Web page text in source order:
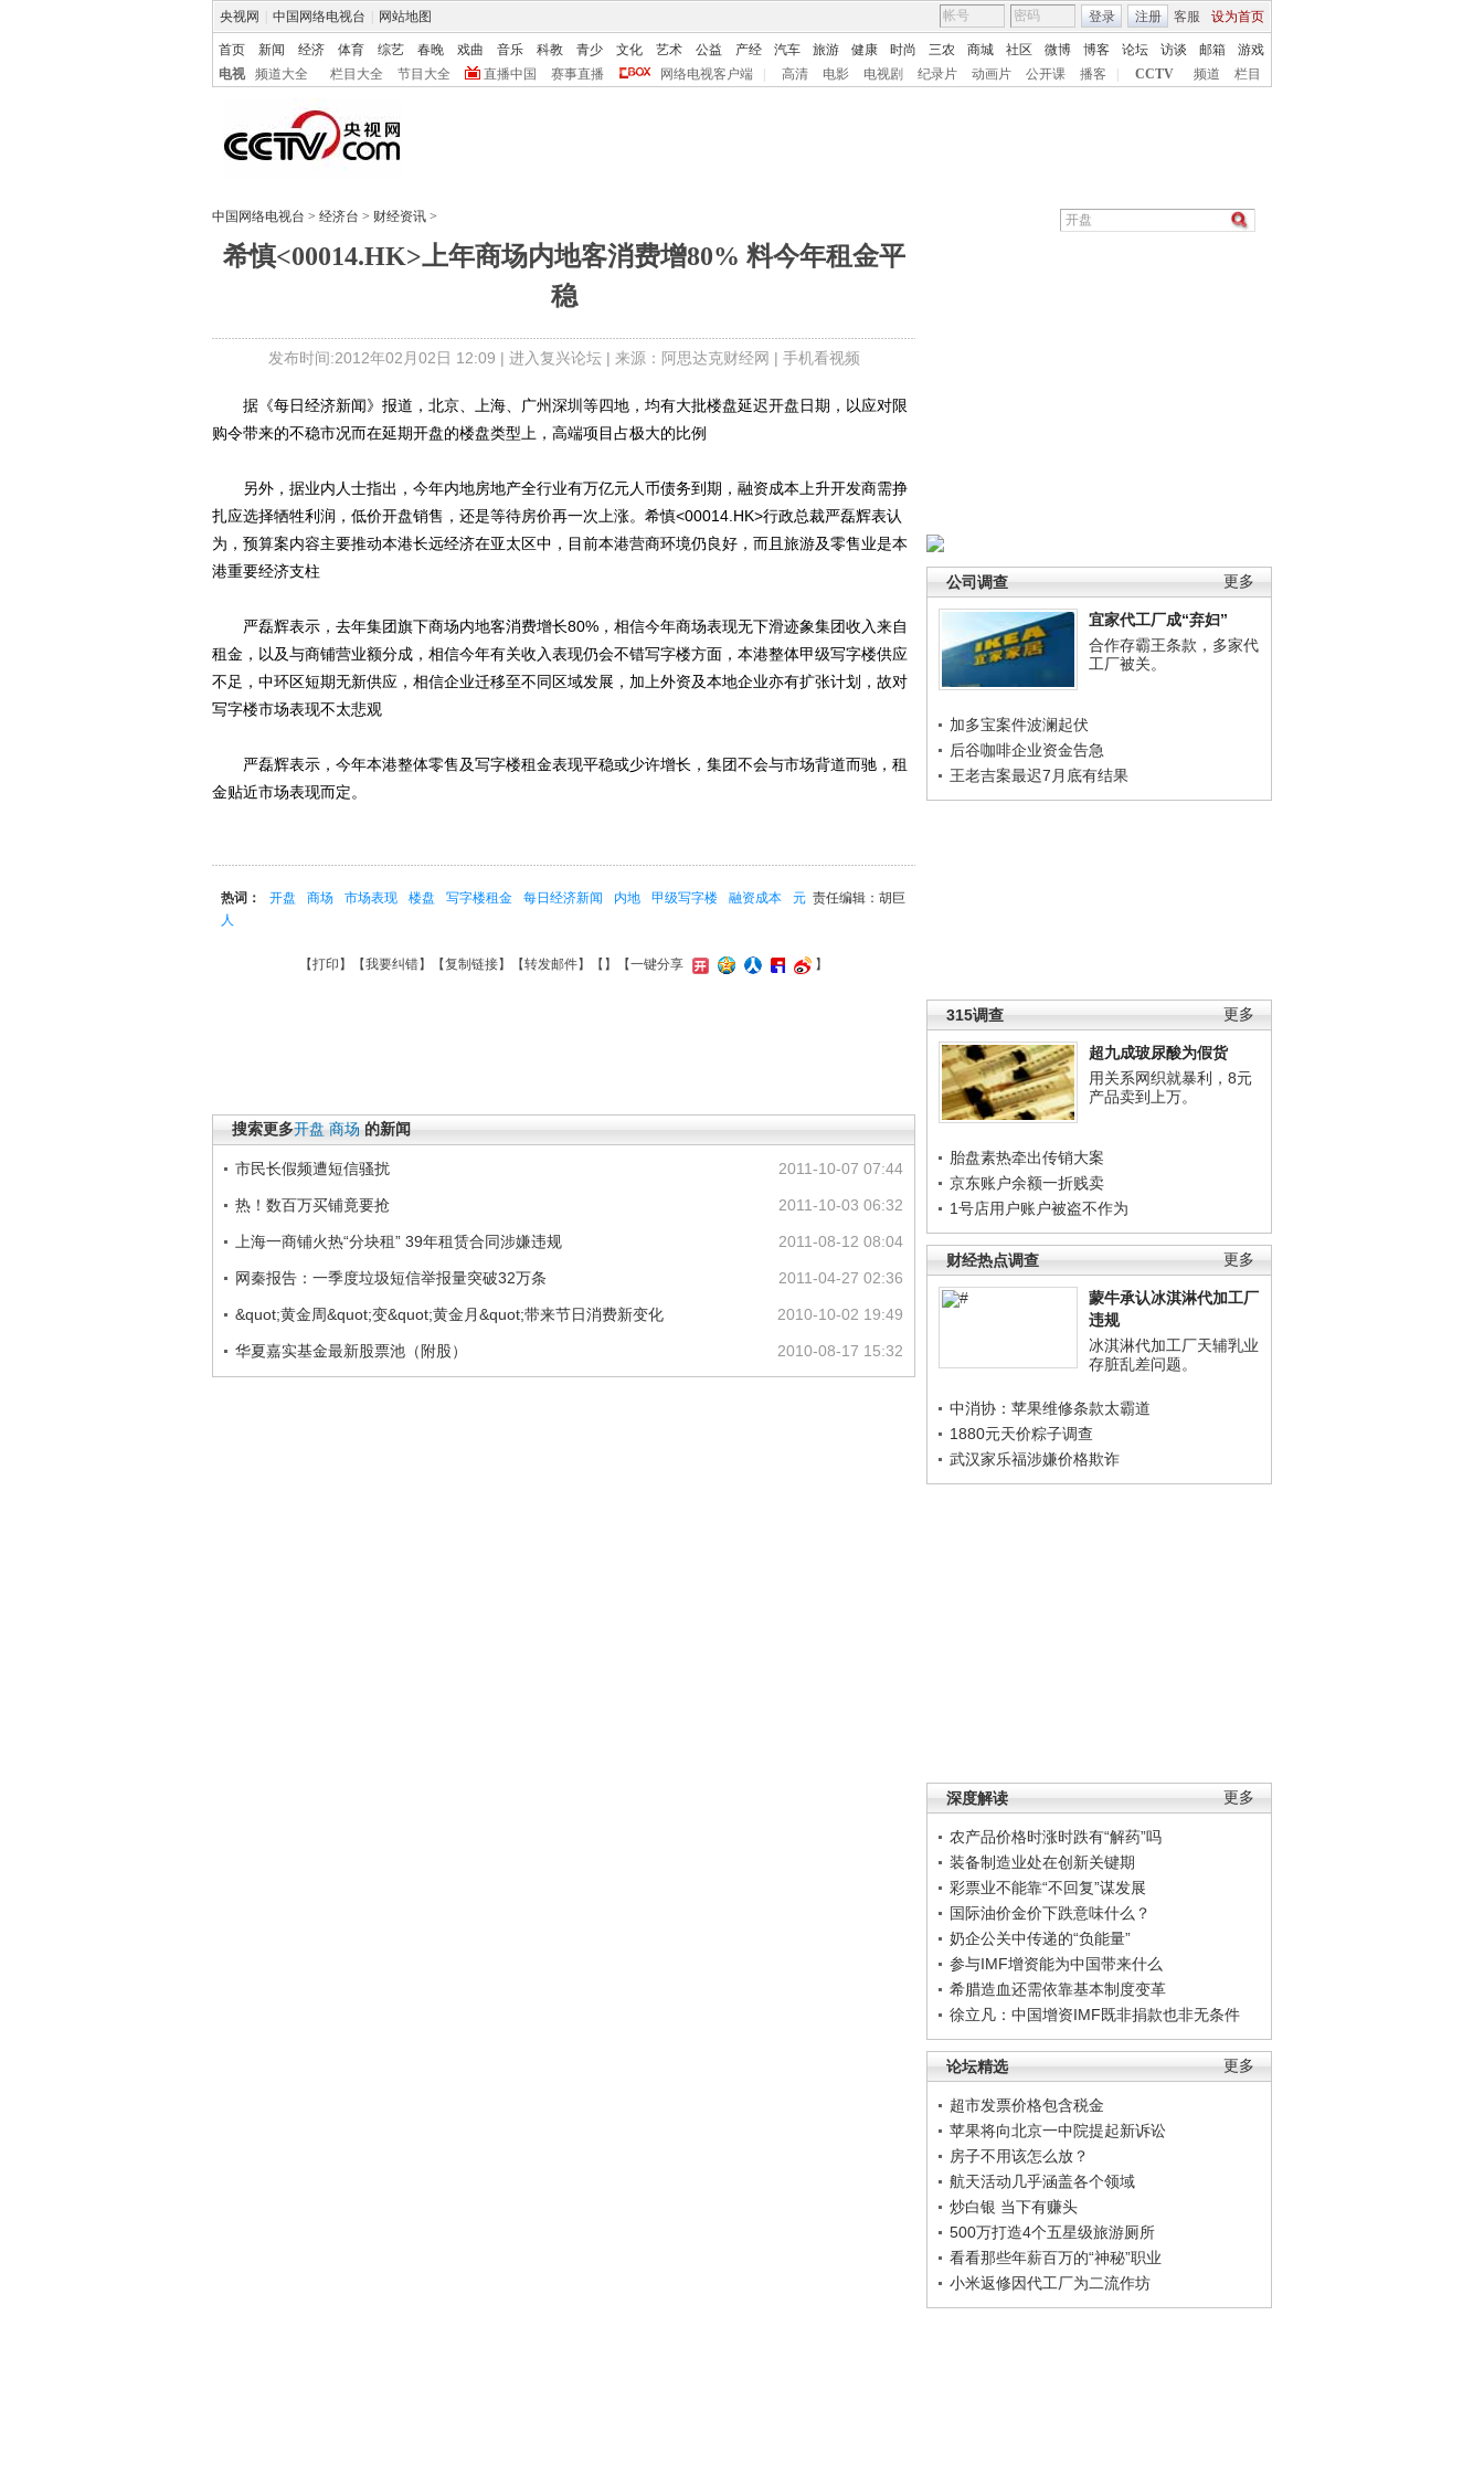
央视网 中国网络电视台 网站地图 客服 设为首页
登录 注册
首页 新闻 经济 体育 综艺 春晚 戏曲 音乐 科教 青少 文化 艺术 公益 产经 汽车 旅游 健康 时尚 三农 商城 社区 微博 博客 论坛 访谈 邮箱
游戏
电视
频道大全 栏目大全 节目大全 直播中国 赛事直播 网络电视客户端 高清 电影 电视剧 纪录片 动画片 公开课 播客 CCTV 频道 栏目
中国网络电视台 > 经济台 > 财经资讯 >
希慎<00014.HK>上年商场内地客消费增80% 料今年租金平
稳
发布时间:2012年02月02日 12:09 | 进入复兴论坛| 来源：阿思达克财经网 | 手机看视频
更多
公司调查
宜家代工厂成“弃妇”
合作存霸王条款，多家代
工厂被关。
加多宝案件波澜起伏
后谷咖啡企业资金告急
王老吉案最迟7月底有结果
更多
315调查
超九成玻尿酸为假货
用关系网织就暴利，8元
产品卖到上万。
胎盘素热牵出传销大案
京东账户余额一折贱卖
1号店用户账户被盗不作为
更多
财经热点调查
蒙牛承认冰淇淋代加工厂
违规
冰淇淋代加工厂天辅乳业
存脏乱差问题。
中消协：苹果维修条款太霸道
1880元天价粽子调查
武汉家乐福涉嫌价格欺诈
更多
深度解读
农产品价格时涨时跌有“解药”吗
装备制造业处在创新关键期
彩票业不能靠“不回复”谋发展
国际油价金价下跌意味什么？
奶企公关中传递的“负能量”
参与IMF增资能为中国带来什么
希腊造血还需依靠基本制度变革
徐立凡：中国增资IMF既非捐款也非无条件
更多
论坛精选
超市发票价格包含税金
苹果将向北京一中院提起新诉讼
房子不用该怎么放？
航天活动几乎涵盖各个领域
炒白银 当下有赚头
500万打造4个五星级旅游厕所
看看那些年薪百万的“神秘”职业
小米返修因代工厂为二流作坊
据《每日经济新闻》报道，北京、上海、广州深圳等四地，均有大批楼盘延迟开盘日期，以应对限
购令带来的不稳市况而在延期开盘的楼盘类型上，高端项目占极大的比例
另外，据业内人士指出，今年内地房地产全行业有万亿元人币债务到期，融资成本上升开发商需挣
扎应选择牺牲利润，低价开盘销售，还是等待房价再一次上涨。希慎<00014.HK>行政总裁严磊辉表认
为，预算案内容主要推动本港长远经济在亚太区中，目前本港营商环境仍良好，而且旅游及零售业是本
港重要经济支柱
严磊辉表示，去年集团旗下商场内地客消费增长80%，相信今年商场表现无下滑迹象集团收入来自
租金，以及与商铺营业额分成，相信今年有关收入表现仍会不错写字楼方面，本港整体甲级写字楼供应
不足，中环区短期无新供应，相信企业迁移至不同区域发展，加上外资及本地企业亦有扩张计划，故对
写字楼市场表现不太悲观
严磊辉表示，今年本港整体零售及写字楼租金表现平稳或少许增长，集团不会与市场背道而驰，租
金贴近市场表现而定。
责任编辑：胡巨
热词： 开盘 商场 市场表现 楼盘 写字楼租金 每日经济新闻 内地 甲级写字楼 融资成本
元
人
【打印 】【我要纠错】【复制链接】【转发邮件】【 】 【一键分享 】
搜索更多开盘 商场 的新闻
2011-10-07 07:44
市民长假频遭短信骚扰
2011-10-03 06:32
热！数百万买铺竟要抢
2011-08-12 08:04
上海一商铺火热“分块租” 39年租赁合同涉嫌违规
2011-04-27 02:36
网秦报告：一季度垃圾短信举报量突破32万条
2010-10-02 19:49
&quot;黄金周&quot;变&quot;黄金月&quot;带来节日消费新变化
2010-08-17 15:32
华夏嘉实基金最新股票池（附股）